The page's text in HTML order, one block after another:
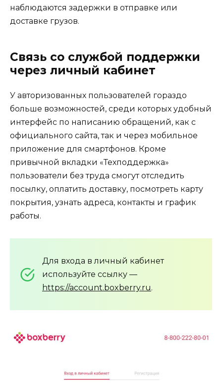
наблюдаются задержки в отправке или
доставке грузов.
Связь со службой поддержки
через личный кабинет
У авторизованных пользователей гораздо
больше возможностей, среди которых удобный
интерфейс по написанию обращений, как с
официального сайта, так и через мобильное
приложение для смартфонов. Кроме
привычной вкладки «Техподдержка»
пользователи без труда смогут отследить
посылку, оплатить доставку, посмотреть карту
покрытия, узнать адреса, контакты и график
работы.
Для входа в личный кабинет
используйте ссылку —
https://account.boxberry.ru.